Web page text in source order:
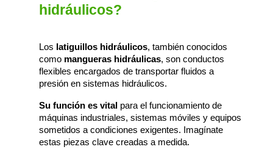
hidráulicos?
Los latiguillos hidráulicos, también conocidos
como mangueras hidráulicas, son conductos
flexibles encargados de transportar fluidos a
presión en sistemas hidráulicos.
Su función es vital para el funcionamiento de
máquinas industriales, sistemas móviles y equipos
sometidos a condiciones exigentes. Imagínate
estas piezas clave creadas a medida.